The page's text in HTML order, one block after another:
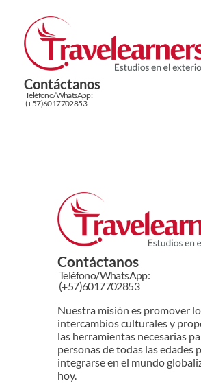
Contáctanos
Teléfono/WhatsApp:
(+57)6017702853
Contáctanos
Teléfono/WhatsApp:
(+57)6017702853
Nuestra misión es promover
intercambios culturales y
las herramientas necesarias
personas de todas las edades
integrarse en el mundo
hoy.